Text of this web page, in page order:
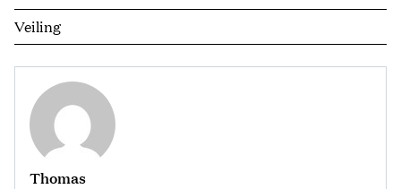
Veiling
Thomas